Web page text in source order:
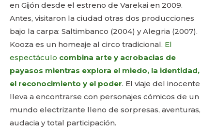
en Gijón desde el estreno de Varekai en 2009.
Antes, visitaron la ciudad otras dos producciones
bajo la carpa: Saltimbanco (2004) y Alegria (2007).
Kooza es un homeaje al circo tradicional. El
espectáculo combina arte y acrobacias de
payasos mientras explora el miedo, la identidad,
el reconocimiento y el poder. El viaje del inocente
lleva a encontrarse con personajes cómicos de un
mundo electrizante lleno de sorpresas, aventuras,
audacia y total participación.